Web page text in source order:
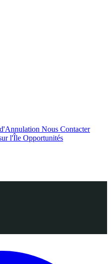
Nous Contacter
l'Île Opportunités